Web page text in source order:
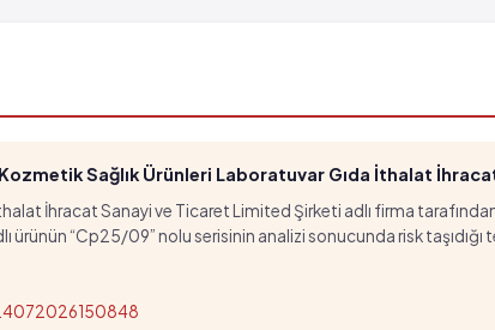
Sağlık Ürünleri Laboratuvar Gıda İthalat
İhracat Sanayi ve Ticaret Limited Şirketi adlı firma
ürünün “Cp25/09” nolu serisinin analizi sonucunda risk